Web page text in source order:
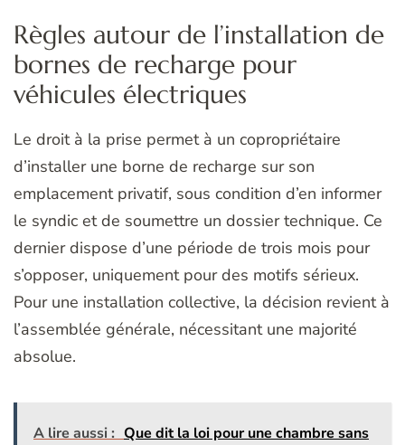
Règles autour de l’installation de
bornes de recharge pour
véhicules électriques
Le droit à la prise permet à un copropriétaire
d’installer une borne de recharge sur son
emplacement privatif, sous condition d’en informer
le syndic et de soumettre un dossier technique. Ce
dernier dispose d’une période de trois mois pour
s’opposer, uniquement pour des motifs sérieux.
Pour une installation collective, la décision revient à
l’assemblée générale, nécessitant une majorité
absolue.
A lire aussi : Que dit la loi pour une chambre sans